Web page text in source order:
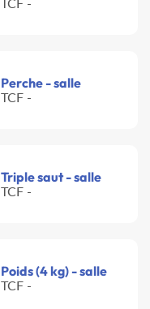
Perche - salle
TCF -
Triple saut - salle
TCF -
Poids (4 kg) - salle
TCF -